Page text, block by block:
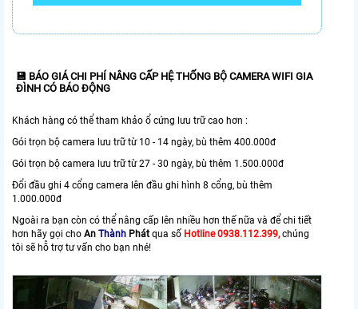
💾 BÁO GIÁ CHI PHÍ NÂNG CẤP HỆ THỐNG BỘ CAMERA WIFI GIA
ĐÌNH CÓ BÁO ĐỘNG
Khách hàng có thể tham khảo ổ cứng lưu trữ cao hơn :
Gói trọn bộ camera lưu trữ từ 10 - 14 ngày, bù thêm 400.000đ
Gói trọn bộ camera lưu trữ từ 27 - 30 ngày, bù thêm 1.500.000đ
Đổi đầu ghi 4 cổng camera lên đầu ghi hình 8 cổng, bù thêm
1.000.000đ
Ngoài ra bạn còn có thể nâng cấp lên nhiều hơn thế nữa và để chi tiết
hơn hãy gọi cho An Thành Phát qua số Hotline 0938.112.399,chúng
tôi sẽ hỗ trợ tư vấn cho bạn nhé!